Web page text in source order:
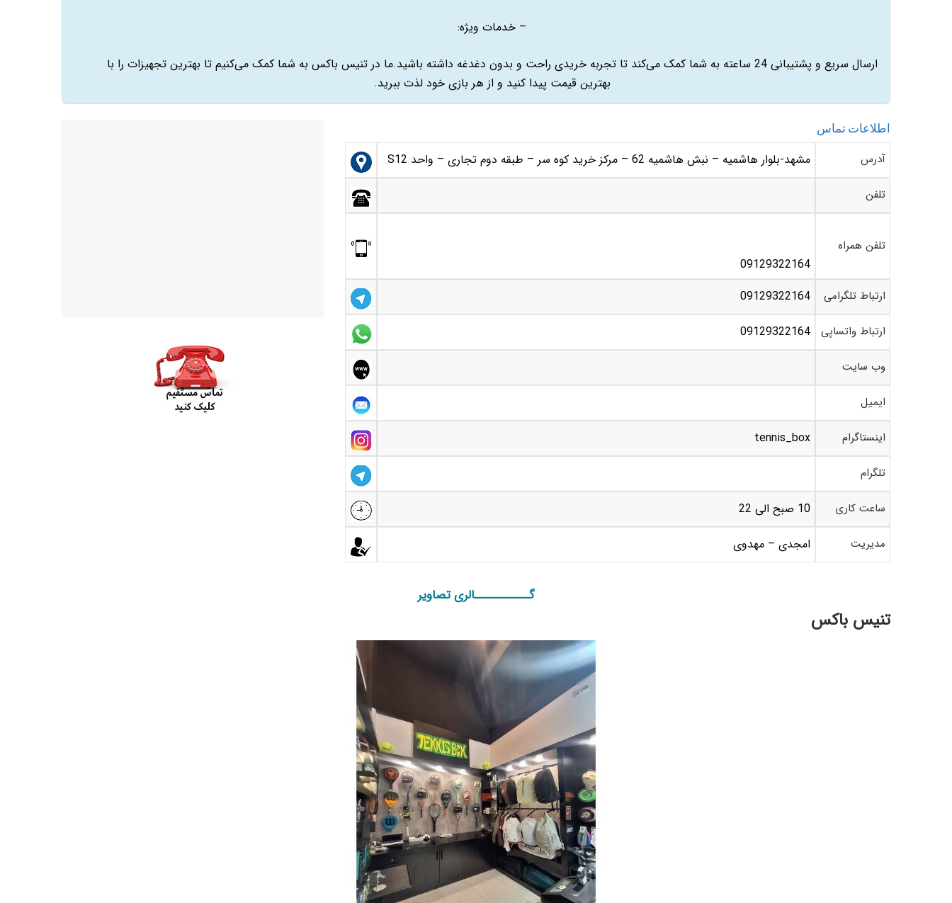
– خدمات ویژه:
ارسال سریع و پشتیبانی 24 ساعته به شما کمک می‌کند تا تجربه خریدی راحت و بدون دغدغه داشته باشید.ما در تنیس باکس به شما کمک می‌کنیم تا بهترین تجهیزات را با
بهترین قیمت پیدا کنید و از هر بازی خود لذت ببرید.
اطلاعات تماس
آدرس مشهد-بلوار هاشمیه – نبش هاشمیه 62 – مرکز خرید کوه سر – طبقه دوم تجاری – واحد S12
تلفن
تلفن همراه
09129322164
ارتباط تلگرامی 09129322164
ارتباط واتساپی 09129322164
وب سایت
ایمیل
اینستاگرام tennis_box
تلگرام
ساعت کاری 10 صبح الی 22
مدیریت امجدی – مهدوی
گـــــــــــالری تصاویر
تنیس باکس